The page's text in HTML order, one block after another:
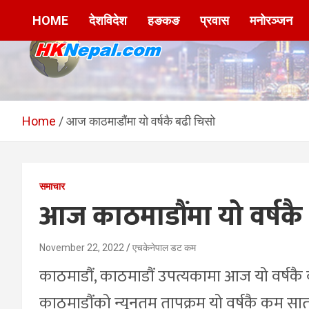
HKNepal.com –
हङकङबाट सञ्चालित पहिलो
hknepal, hknepal.com, hk nepal, hk nepal com
HOME देशविदेश हङकङ प्रवास मनोरञ्जन
Home आज काठमाडौंमा यो वर्षकै बढी चिसो
समाचार
आज काठमाडौंमा यो
November 22, 2022 एचकेनेपाल डट कम
काठमाडौं, काठमाडौं उपत्यकामा आज यो
काठमाडौंको न्यूनतम तापक्रम यो वर्षकै कम